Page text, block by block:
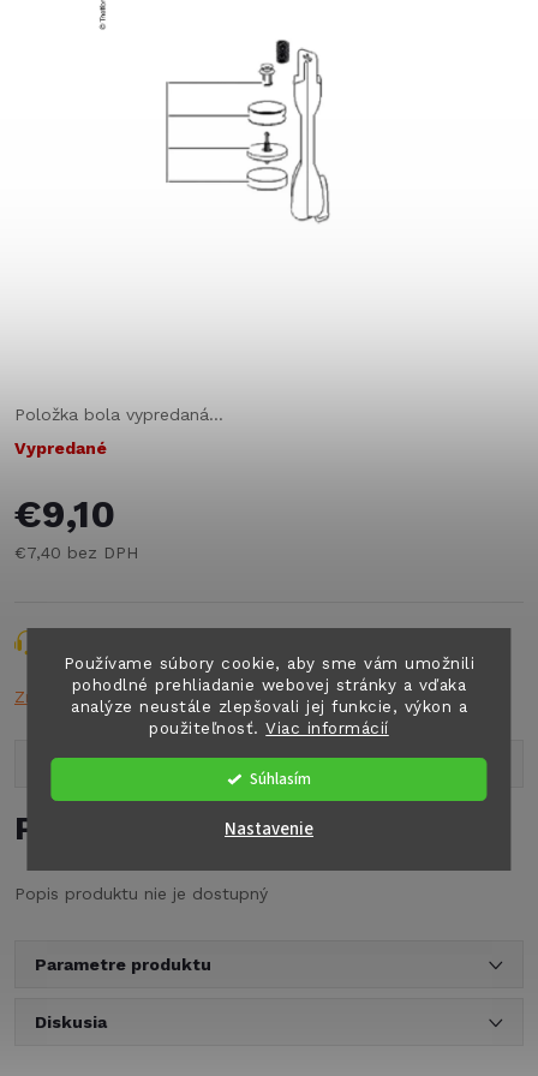
Používame súbory cookie, aby sme vám umožnili
pohodlné prehliadanie webovej stránky a vďaka
analýze neustále zlepšovali jej funkcie, výkon a
použiteľnosť.Viac informácií
Súhlasím
Nastavenie
Položka bola vypredaná…
Vypredané
€9,10
€7,40 bez DPH
Značka: THETF
Popis produktu
Podrobný popis
Popis produktu nie je dostupný
Parametre produktu
Diskusia